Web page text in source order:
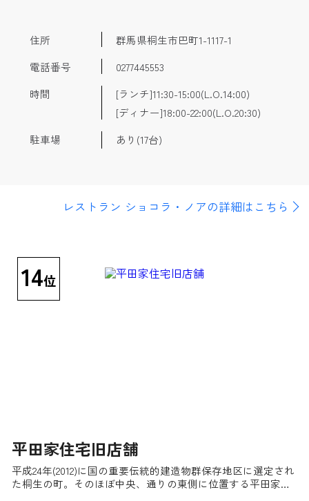
住所
群馬県桐生市巴町1-1117-1
電話番号
0277445553
時間
[ランチ]11:30-15:00(L.O.14:00)
[ディナー]18:00-22:00(L.O.20:30)
駐車場
あり(17台)
レストラン ショコラ・ノアの詳細はこちら
14位
平田家住宅旧店舗
平成24年(2012)に国の重要伝統的建造物群保存地区に選定され
た桐生の町。そのほぼ中央、通りの東側に位置する平田家